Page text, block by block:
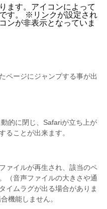
ます。アイコンによって
す。 ※リンクが設定され
ンが非表示となっていま
ページにジャンプする事が出
的に閉じ、Safariが立ち上が
ることが出来ます。
ァイルが再生され、該当のペ
（音声ファイルの大きさや通
イムラグが出る場合がありま
機能しません。